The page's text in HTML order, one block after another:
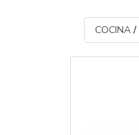
COCINA/